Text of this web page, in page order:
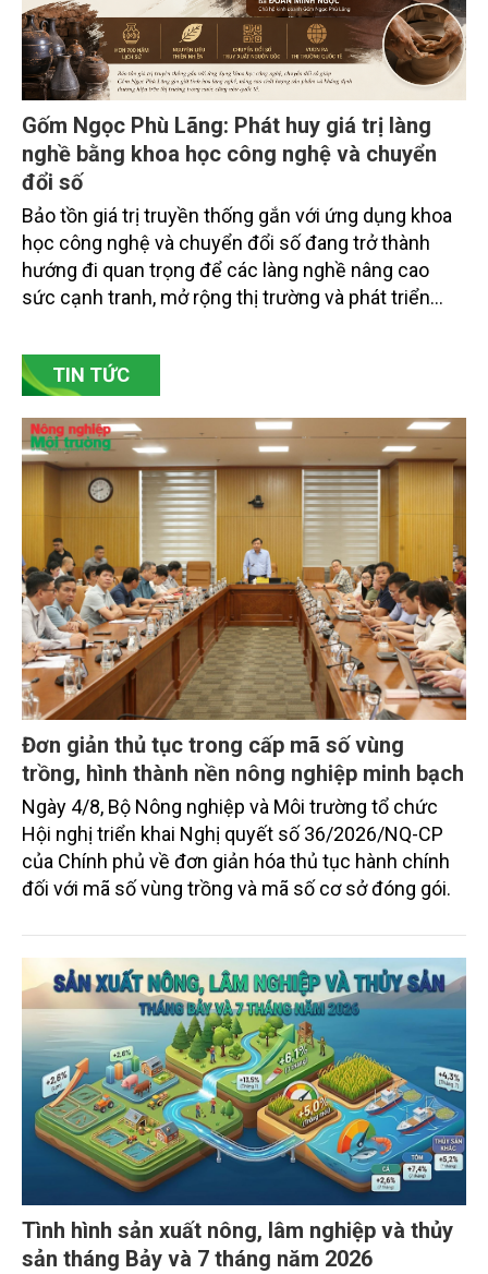
Gốm Ngọc Phù Lãng: Phát huy giá trị làng
nghề bằng khoa học công nghệ và chuyển
đổi số
Bảo tồn giá trị truyền thống gắn với ứng dụng khoa
học công nghệ và chuyển đổi số đang trở thành
hướng đi quan trọng để các làng nghề nâng cao
sức cạnh tranh, mở rộng thị trường và phát triển
Bắc Ninh, nhiều nghệ nhân và cơ sở sản xuất đã
chủ động đổi mới tư duy, đầu tư công nghệ, xây
TIN TỨC
Đơn giản thủ tục trong cấp mã số vùng
trồng, hình thành nền nông nghiệp minh bạch
Ngày 4/8, Bộ Nông nghiệp và Môi trường tổ chức
Hội nghị triển khai Nghị quyết số 36/2026/NQ-CP
của Chính phủ về đơn giản hóa thủ tục hành chính
đối với mã số vùng trồng và mã số cơ sở đóng gói.
Tình hình sản xuất nông, lâm nghiệp và thủy
sản tháng Bảy và 7 tháng năm 2026